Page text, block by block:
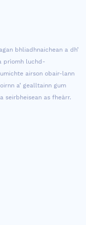
bhliadhnaichean a dh’
prìomh luchd-
airson obair-lann
a’ gealltainn gum
seirbheisean as fheàrr.